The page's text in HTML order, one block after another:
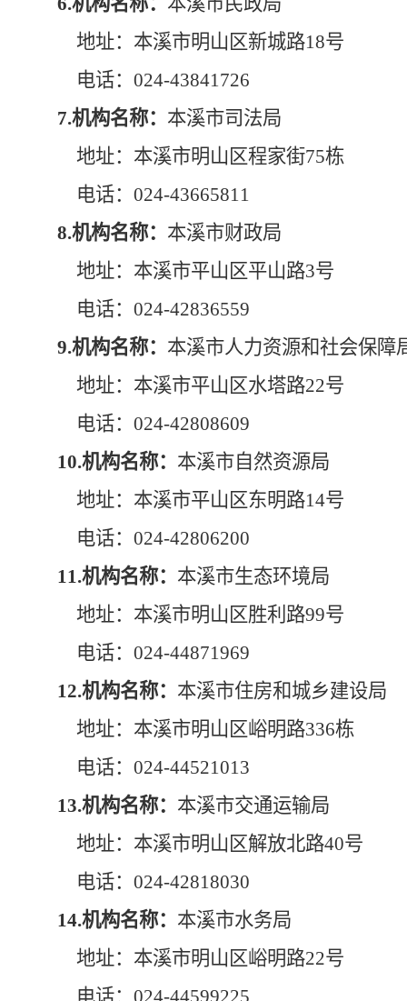
地址：本溪市明山区新城路18号
电话：024-43841726
7.机构名称： 本溪市司法局
地址：本溪市明山区程家街75栋
电话：024-43665811
8.机构名称： 本溪市财政局
地址：本溪市平山区平山路3号
电话：024-42836559
9.机构名称： 本溪市人力资源和社会保障
地址：本溪市平山区水塔路22号
电话：024-42808609
10.机构名称： 本溪市自然资源局
地址：本溪市平山区东明路14号
电话：024-42806200
11.机构名称： 本溪市生态环境局
地址：本溪市明山区胜利路99号
电话：024-44871969
12.机构名称： 本溪市住房和城乡建设局
地址：本溪市明山区峪明路336栋
电话：024-44521013
13.机构名称： 本溪市交通运输局
地址：本溪市明山区解放北路40号
电话：024-42818030
14.机构名称： 本溪市水务局
地址：本溪市明山区峪明路22号
电话：024-44599225